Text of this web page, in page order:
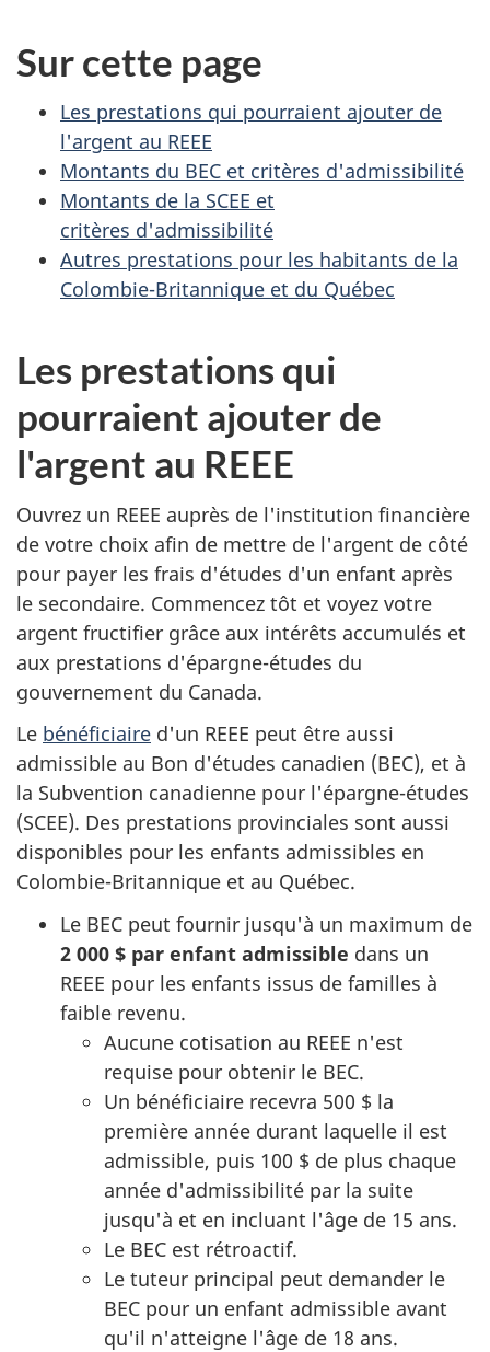
Sur cette page
Les prestations qui pourraient ajouter de
l'argent au REEE
Montants du BEC et critères d'admissibilité
Montants de la SCEE et
critères d'admissibilité
Autres prestations pour les habitants de la
Colombie-Britannique et du Québec
Les prestations qui
pourraient ajouter de
l'argent au REEE
Ouvrez un REEE auprès de l'institution financière
de votre choix afin de mettre de l'argent de côté
pour payer les frais d'études d'un enfant après
le secondaire. Commencez tôt et voyez votre
argent fructifier grâce aux intérêts accumulés et
aux prestations d'épargne-études du
gouvernement du Canada.
Le bénéficiaire d'un REEE peut être aussi
admissible au Bon d'études canadien (BEC), et à
la Subvention canadienne pour l'épargne-études
(SCEE). Des prestations provinciales sont aussi
disponibles pour les enfants admissibles en
Colombie-Britannique et au Québec.
Le BEC peut fournir jusqu'à un maximum de
2 000 $ par enfant admissible dans un
REEE pour les enfants issus de familles à
faible revenu.
Aucune cotisation au REEE n'est
requise pour obtenir le BEC.
Un bénéficiaire recevra 500 $ la
première année durant laquelle il est
admissible, puis 100 $ de plus chaque
année d'admissibilité par la suite
jusqu'à et en incluant l'âge de 15 ans.
Le BEC est rétroactif.
Le tuteur principal peut demander le
BEC pour un enfant admissible avant
qu'il n'atteigne l'âge de 18 ans.